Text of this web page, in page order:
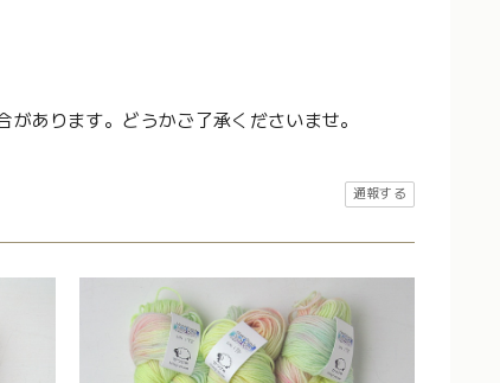
あります。どうかご了承くださいませ。
通報する